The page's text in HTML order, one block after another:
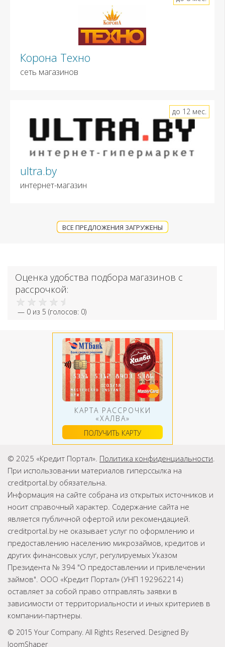
Корона Техно
сеть магазинов
ultra.by
интернет-магазин
до 12 мес.
ВСЕ ПРЕДЛОЖЕНИЯ ЗАГРУЖЕНЫ
Оценка удобства подбора магазинов с
рассрочкой:
— 0 из 5 (голосов: 0)
КАРТА РАССРОЧКИ
«ХАЛВА»
ПОЛУЧИТЬ КАРТУ
© 2025 «Кредит Портал». Политика конфиденциальности
При использовании материалов гиперссылка на
creditportal.by обязательна.
Информация на сайте собрана из открытых источников и
носит справочный характер. Содержание сайта не
является публичной офертой или рекомендацией.
creditportal.by не оказывает услуг по оформлению и
предоставлению населению микрозаймов, кредитов и
других финансовых услуг, регулируемых Указом
Президента № 394 "О предоставлении и привлечении
займов". ООО «Кредит Портал» (УНП 192962214)
оставляет за собой право отправлять заявки в
зависимости от территориальности и иных критериев в
компании-партнеры.
© 2015 Your Company. All Rights Reserved. Designed By
JoomShaper